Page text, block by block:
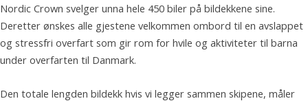
Nordic Crown svelger unna hele 450 biler på bildekkene sine.
Deretter ønskes alle gjestene velkommen ombord til en avslappet
og stressfri overfart som gir rom for hvile og aktiviteter til barna
under overfarten til Danmark.
Den totale lengden bildekk hvis vi legger sammen skipene, måler